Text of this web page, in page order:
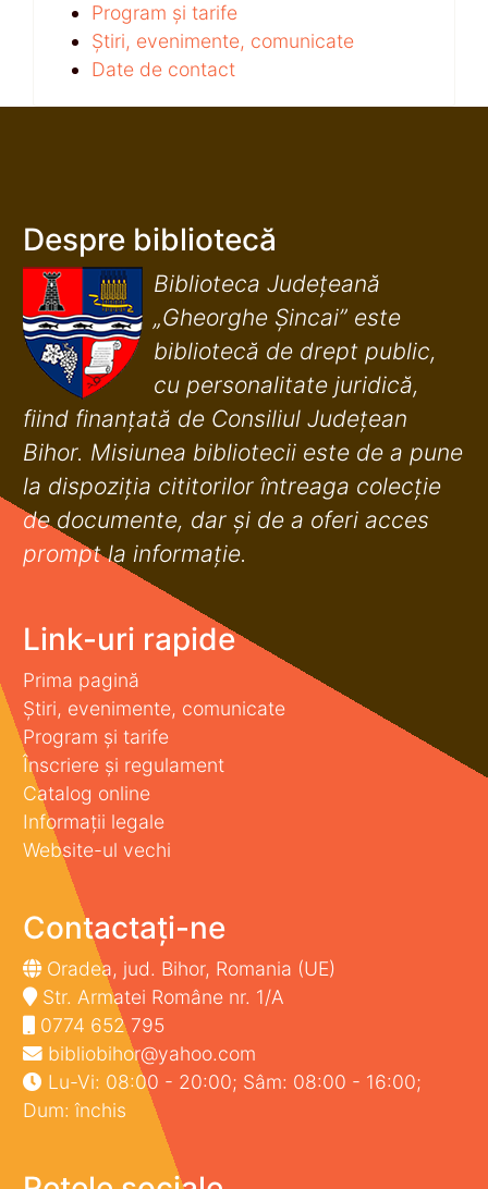
Program și tarife
Știri, evenimente, comunicate
Date de contact
Despre bibliotecă
Biblioteca Județeană
„Gheorghe Șincai” este
bibliotecă de drept public,
cu personalitate juridică,
fiind finanţată de Consiliul Judeţean
Bihor. Misiunea bibliotecii este de a pune
la dispoziţia cititorilor întreaga colecţie
de documente, dar şi de a oferi acces
prompt la informaţie.
Link-uri rapide
Prima pagină
Știri, evenimente, comunicate
Program și tarife
Înscriere și regulament
Catalog online
Informații legale
Website-ul vechi
Contactați-ne
Oradea, jud. Bihor, Romania (UE)
Str. Armatei Române nr. 1/A
0774 652 795
bibliobihor@yahoo.com
Lu-Vi: 08:00 - 20:00; Sâm: 08:00 - 16:00;
Dum: închis